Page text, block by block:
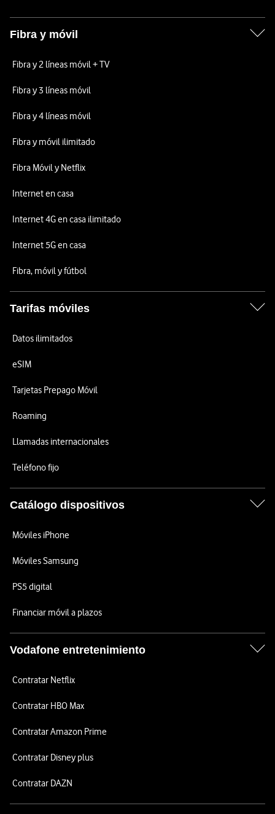
Fibra y móvil
Fibra y 2 líneas móvil + TV
Fibra y 3 líneas móvil
Fibra y 4 líneas móvil
Fibra y móvil ilimitado
Fibra Móvil y Netflix
Internet en casa
Internet 4G en casa ilimitado
Internet 5G en casa
Fibra, móvil y fútbol
Tarifas móviles
Datos ilimitados
eSIM
Tarjetas Prepago Móvil
Roaming
Llamadas internacionales
Teléfono fijo
Catálogo dispositivos
Móviles iPhone
Móviles Samsung
PS5 digital
Financiar móvil a plazos
Vodafone entretenimiento
Contratar Netflix
Contratar HBO Max
Contratar Amazon Prime
Contratar Disney plus
Contratar DAZN